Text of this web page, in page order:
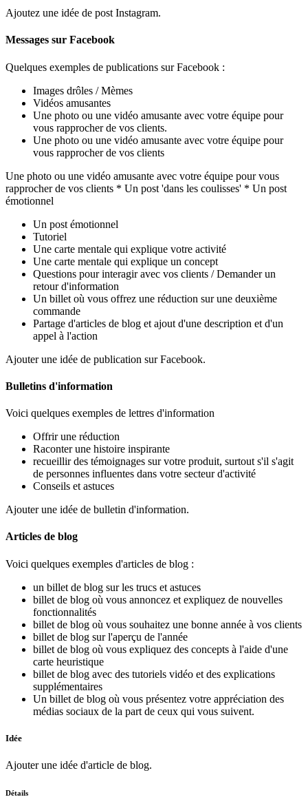
Ajoutez une idée de post Instagram.
Messages sur Facebook
Quelques exemples de publications sur Facebook :
Images drôles / Mèmes
Vidéos amusantes
Une photo ou une vidéo amusante avec votre équipe pour
vous rapprocher de vos clients.
Une photo ou une vidéo amusante avec votre équipe pour
vous rapprocher de vos clients
Une photo ou une vidéo amusante avec votre équipe pour vous
rapprocher de vos clients * Un post 'dans les coulisses' * Un post
émotionnel
Un post émotionnel
Tutoriel
Une carte mentale qui explique votre activité
Une carte mentale qui explique un concept
Questions pour interagir avec vos clients / Demander un
retour d'information
Un billet où vous offrez une réduction sur une deuxième
commande
Partage d'articles de blog et ajout d'une description et d'un
appel à l'action
Ajouter une idée de publication sur Facebook.
Bulletins d'information
Voici quelques exemples de lettres d'information
Offrir une réduction
Raconter une histoire inspirante
recueillir des témoignages sur votre produit, surtout s'il s'agit
de personnes influentes dans votre secteur d'activité
Conseils et astuces
Ajouter une idée de bulletin d'information.
Articles de blog
Voici quelques exemples d'articles de blog :
un billet de blog sur les trucs et astuces
billet de blog où vous annoncez et expliquez de nouvelles
fonctionnalités
billet de blog où vous souhaitez une bonne année à vos clients
billet de blog sur l'aperçu de l'année
billet de blog où vous expliquez des concepts à l'aide d'une
carte heuristique
billet de blog avec des tutoriels vidéo et des explications
supplémentaires
Un billet de blog où vous présentez votre appréciation des
médias sociaux de la part de ceux qui vous suivent.
Idée
Ajouter une idée d'article de blog.
Détails